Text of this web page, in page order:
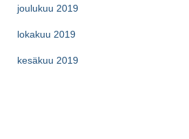
joulukuu 2019
lokakuu 2019
kesäkuu 2019